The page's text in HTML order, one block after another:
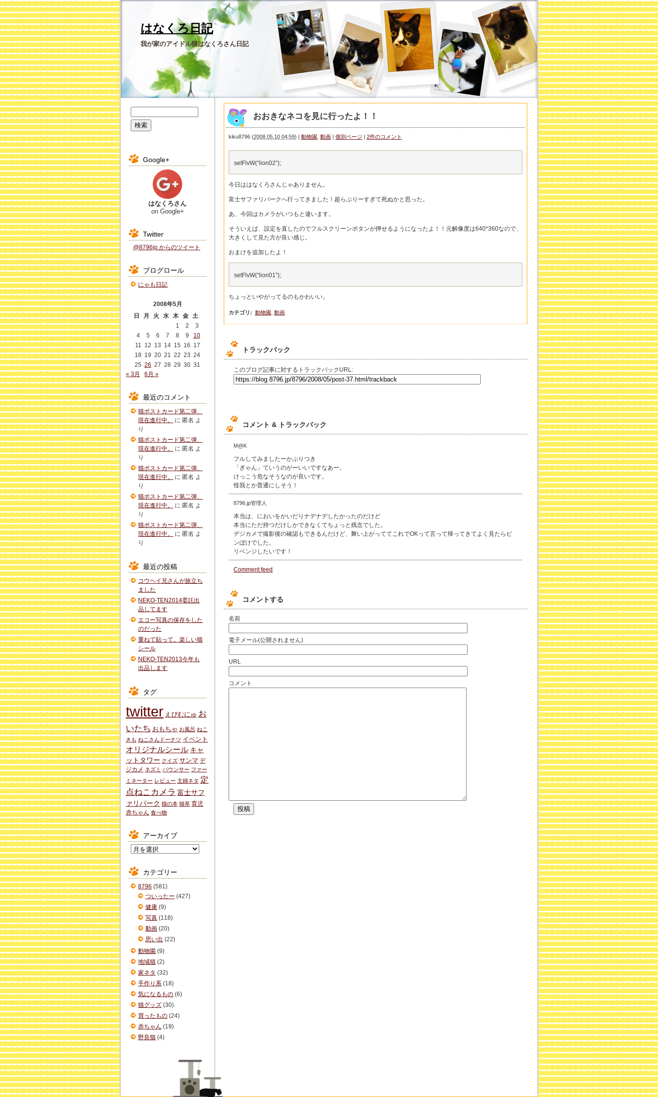
はなくろ日記
我が家のアイドル猫はなくろさん日記
おおきなネコを見に行ったよ！！
kiku8796 (2008.05.10 04:59) | 動物園 動画 | 個別ページ | 2件のコメント
setFlvW(“lion02”);
今日ははなくろさんじゃありません。
富士サファリパークへ行ってきました！超らぶりーすぎて死ぬかと思った。
あ、今回はカメラがいつもと違います。
そういえば、設定を直したのでフルスクリーンボタンが押せるようになったよ！！元解像度は640*360なので、
大きくして見た方が良い感じ。
おまけを追加したよ！
setFlvW(“lion01”);
ちょっといやがってるのもかわいい。
カテゴリ : 動物園 動画
トラックバック
このブログ記事に対するトラックバックURL:
コメント & トラックバック
M@K
フルしてみましたーかぶりつき
「ぎゃん」ていうのがーいいですなあー。
けっこう危なそうなのが良いです。
怪我とか普通にしそう！
8796.jp管理人
本当は、においをかいだりナデナデしたかったのだけど
本当にただ持つだけしかできなくてちょっと残念でした。
デジカメで撮影後の確認もできるんだけど、舞い上がっててこれでOKって言って帰ってきてよく見たらピ
ンぼけでした。
リベンジしたいです！
Comment feed
コメントする
名前
電子メール(公開されません)
URL
コメント
Google+
はなくろさん
on Google+
Twitter
@8796jp からのツイート
ブログロール
にゃも日記
2008年5月
日
月 火 水 木 金 土
1
2
3
4
5 6 7 8 9
10
11 12 13 14 15 16 17
18 19 20 21 22 23 24
25 26 27 28 29 30 31
« 3月
6月 »
最近のコメント
猫ポストカード第二弾、
現在進行中。
に 匿名 よ
り
猫ポストカード第二弾、
現在進行中。
に 匿名 よ
り
猫ポストカード第二弾、
現在進行中。
に 匿名 よ
り
猫ポストカード第二弾、
現在進行中。
に 匿名 よ
り
猫ポストカード第二弾、
現在進行中。
に 匿名 よ
り
最近の投稿
コウヘイ兄さんが旅立ち
ました
NEKO-TEN2014委託出
品してます
エコー写真の保存をした
のだった
重ねて貼って。楽しい猫
シール
NEKO-TEN2013今年も
出品します
タグ
twitter えびむにゅ お
いたち おもちゃ お風呂 ねこ
きも ねこさんドーナツ イベント
オリジナルシール キャ
ットタワー クイズ サンマ デ
ジカメ ネズミ バウンサー ファー
ミネーター レビュー 主婦ネタ 定
点ねこカメラ 富士サフ
ァリパーク 猫の本 猫草 育児
赤ちゃん 食べ物
アーカイブ
イ
ブ
カテゴリー
8796 (581)
ついったー (427)
健康 (9)
写真 (118)
動画 (20)
思い出 (22)
動物園 (9)
地域猫 (2)
家ネタ (32)
手作り系 (18)
気になるもの (6)
猫グッズ (30)
買ったもの (24)
赤ちゃん (19)
野良猫 (4)